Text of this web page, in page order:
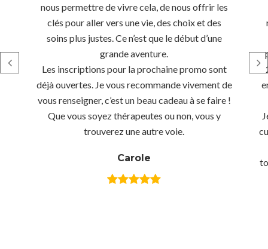
nous permettre de vivre cela, de nous offrir les
clés pour aller vers une vie, des choix et des
soins plus justes. Ce n’est que le début d’une
grande aventure.
Les inscriptions pour la prochaine promo sont
déjà ouvertes. Je vous recommande vivement de
vous renseigner, c’est un beau cadeau à se faire !
Que vous soyez thérapeutes ou non, vous y
trouverez une autre voie.
Carole